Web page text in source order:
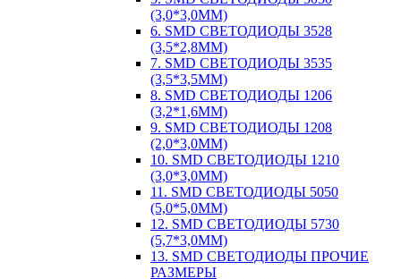
(3,0*3,0ММ)
6. SMD СВЕТОДИОДЫ 3528
(3,5*2,8ММ)
7. SMD СВЕТОДИОДЫ 3535
(3,5*3,5ММ)
8. SMD СВЕТОДИОДЫ 1206
(3,2*1,6ММ)
9. SMD СВЕТОДИОДЫ 1208
(2,0*3,0ММ)
10. SMD СВЕТОДИОДЫ 1210
(3,0*3,0ММ)
11. SMD СВЕТОДИОДЫ 5050
(5,0*5,0ММ)
12. SMD СВЕТОДИОДЫ 5730
(5,7*3,0ММ)
13. SMD СВЕТОДИОДЫ ПРОЧИЕ
РАЗМЕРЫ